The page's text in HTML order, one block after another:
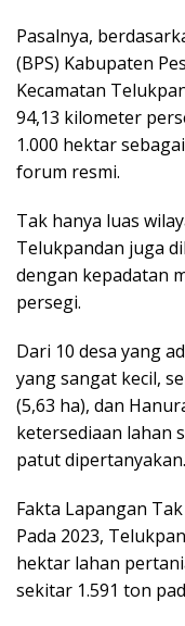
Pasalnya,
(BPS) Kabupaten
Kecamatan
94,13 kilometer
1.000 hektar
forum resmi.
Tak hanya luas
Telukpandan juga
dengan kepadatan
persegi.
Dari 10 desa yang
yang sangat kecil,
(5,63 ha), dan
ketersediaan lahan
patut dipertanyakan.
Fakta Lapangan
Pada 2023,
hektar lahan
sekitar 1.591 ton